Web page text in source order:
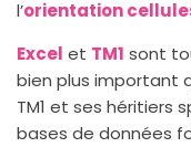
l’orientation
Excel et TM1 sont
bien plus important
TM1 et ses héritiers
bases de données